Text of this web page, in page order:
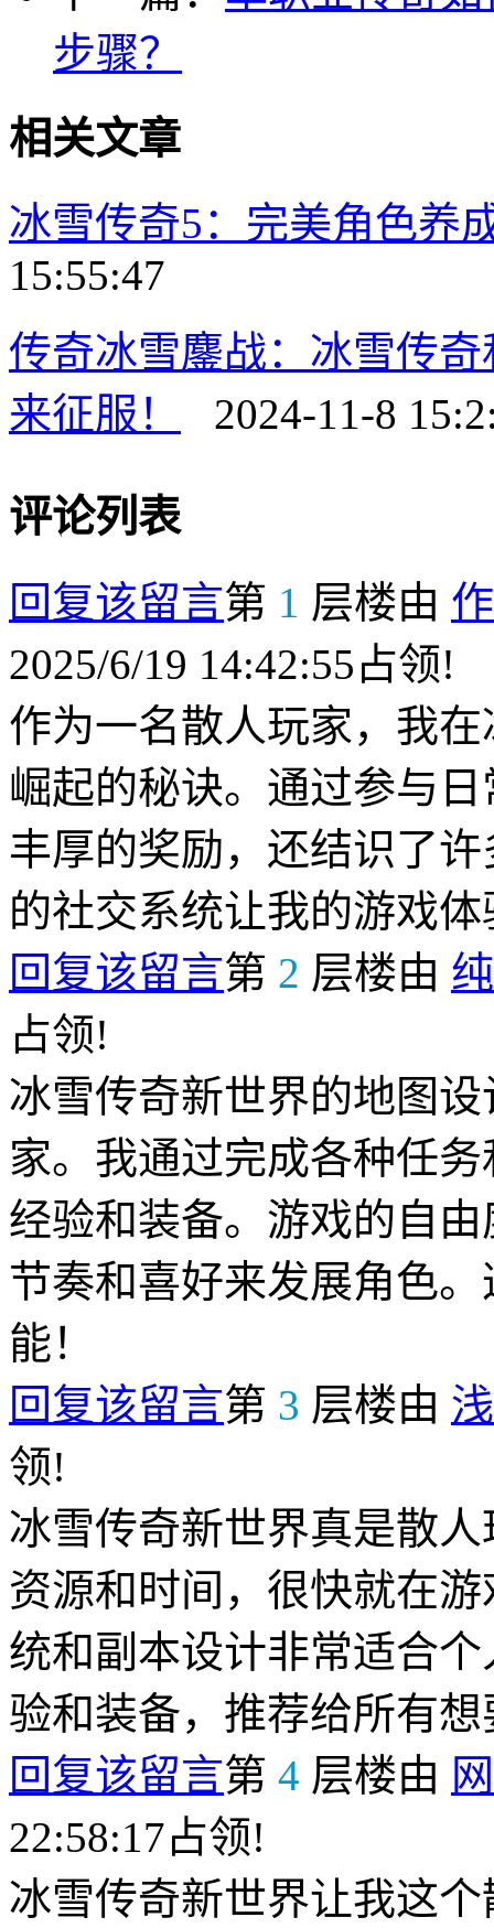
步骤？
相关文章
冰雪传奇5：完美角色养
15:55:47
传奇冰雪鏖战：冰雪传
来征服！
2024-11-8
评论列表
回复该留言第 1 层楼由
2025/6/19 14:42:55占领!
作为一名散人玩家，我
崛起的秘诀。通过参与
丰厚的奖励，还结识了
的社交系统让我的游戏
回复该留言第 2 层楼由
占领!
冰雪传奇新世界的地图
家。我通过完成各种任
经验和装备。游戏的自
节奏和喜好来发展角色
能！
回复该留言第 3 层楼由
领!
冰雪传奇新世界真是散
资源和时间，很快就在
统和副本设计非常适合
验和装备，推荐给所有
回复该留言第 4 层楼由
22:58:17占领!
冰雪传奇新世界让我这